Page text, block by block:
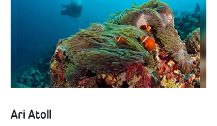
Ari Atoll